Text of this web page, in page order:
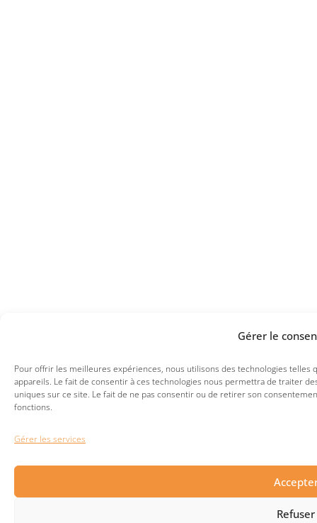
Gérer le
Pour offrir les meilleures expériences, nous utilisons des technologies
appareils. Le fait de consentir à ces technologies nous permettra de traiter
uniques sur ce site. Le fait de ne pas consentir ou de retirer son
fonctions.
Gérer les services
Refuser